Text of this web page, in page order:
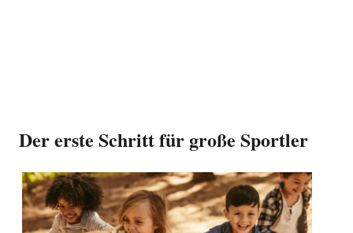
Der erste Schritt für große Sportler